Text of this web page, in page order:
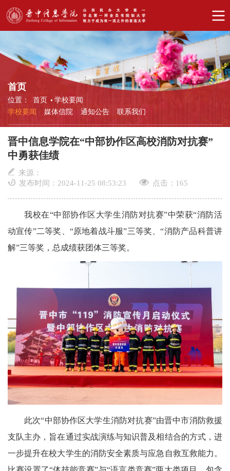
首页
位置： 首页
学校要闻
学校要闻
媒体信院 通知公告 联系我们
晋中信息学院在“中部协作区高校消防对抗赛”
中勇获佳绩
来源：
发布时间：2024-11-25 08:53:23
点击： 165
我校在“中部协作区大学生消防对抗赛”中荣获“消防活
动宣传”二等奖、“原地着战斗服”三等奖、“消防产品科普讲
解”三等奖，总成绩获团体三等奖。
此次“中部协作区大学生消防对抗赛”由晋中市消防救援
支队主办，旨在通过实战演练与知识普及相结合的方式，进
一步提升在校大学生的消防安全素质与应急自救互救能力。